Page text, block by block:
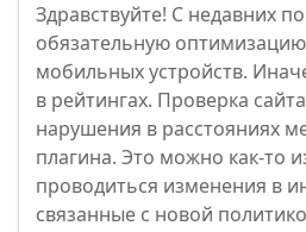
Здравствуйте! С недавних
обязательную
мобильных устройств.
в рейтингах. Проверка
нарушения в расстояниях
плагина. Это можно как-то
проводиться изменения в
связанные с новой